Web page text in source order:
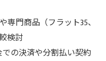
門商品（フラット35、
検討
の決済や分割払い契約